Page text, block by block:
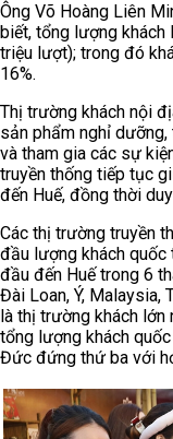
Ông Võ Hoàng Liên
biết, tổng lượng
triệu lượt); trong đó
16%.
Thị trường khách nội
sản phẩm nghỉ
và tham gia các sự
truyền thống tiếp tục
đến Huế, đồng thời
Các thị trường truyền
đầu lượng khách quốc
đầu đến Huế trong 6
Đài Loan, Ý, Malaysia,
là thị trường khách lớn
tổng lượng khách
Đức đứng thứ ba với